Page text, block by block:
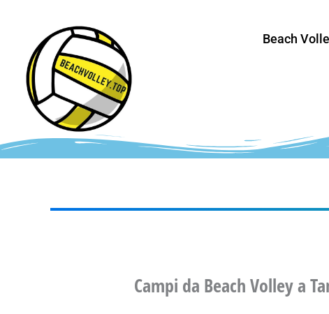
contenuto
Beach
Campi da Beach Volley a